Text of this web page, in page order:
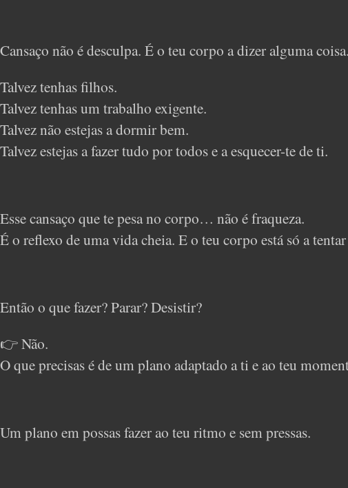
Cansaço não é desculpa. É o teu corpo a dizer alguma coisa.
Talvez tenhas filhos.
Talvez tenhas um trabalho exigente.
Talvez não estejas a dormir bem.
Talvez estejas a fazer tudo por todos e a esquecer-te de ti.
Esse cansaço que te pesa no corpo… não é fraqueza.
É o reflexo de uma vida cheia. E o teu corpo está só a
Então o que fazer? Parar? Desistir?
👉 Não.
O que precisas é de um plano adaptado a ti e ao teu
Um plano em possas fazer ao teu ritmo e sem pressas.